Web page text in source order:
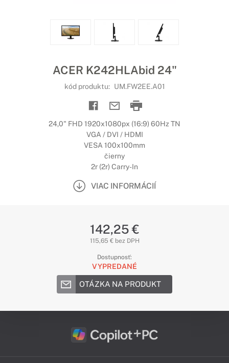
ACER K242HLAbid 24"
kód produktu: UM.FW2EE.A01
24,0" FHD 1920x1080px (16:9) 60Hz TN
VGA / DVI / HDMI
VESA 100x100mm
čierny
2r (2r) Carry-In
VIAC INFORMÁCIÍ
142,25 €
115,65 € bez DPH
Dostupnosť:
VYPREDANÉ
OTÁZKA NA PRODUKT